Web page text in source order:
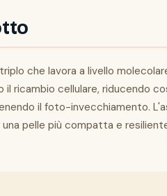
che lavora a livello
ricambio cellulare, riducendo
il foto-invecchiamento.
pelle più compatta e